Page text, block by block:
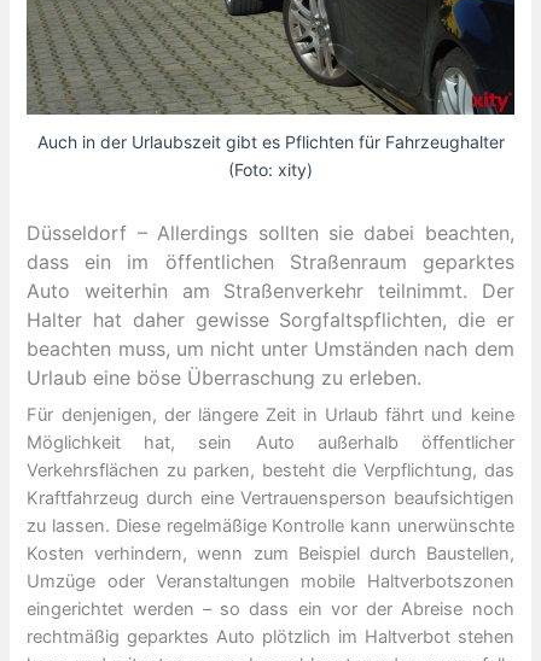
Auch in der Urlaubszeit gibt es Pflichten für Fahrzeughalter
(Foto: xity)
Düsseldorf – Allerdings sollten sie dabei beachten,
dass ein im öffentlichen Straßenraum geparktes
Auto weiterhin am Straßenverkehr teilnimmt. Der
Halter hat daher gewisse Sorgfaltspflichten, die er
beachten muss, um nicht unter Umständen nach dem
Urlaub eine böse Überraschung zu erleben.
Für denjenigen, der längere Zeit in Urlaub fährt und keine
Möglichkeit hat, sein Auto außerhalb öffentlicher
Verkehrsflächen zu parken, besteht die Verpflichtung, das
Kraftfahrzeug durch eine Vertrauensperson beaufsichtigen
zu lassen. Diese regelmäßige Kontrolle kann unerwünschte
Kosten verhindern, wenn zum Beispiel durch Baustellen,
Umzüge oder Veranstaltungen mobile Haltverbotszonen
eingerichtet werden – so dass ein vor der Abreise noch
rechtmäßig geparktes Auto plötzlich im Haltverbot stehen